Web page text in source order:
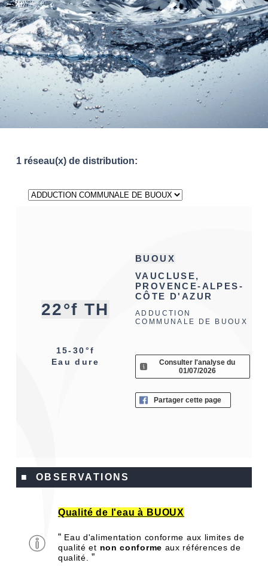
1 réseau(x) de distribution:
22°f TH
15-30°f
Eau dure
BUOUX
VAUCLUSE,
PROVENCE-ALPES-
CÔTE D'AZUR
ADDUCTION
COMMUNALE DE BUOUX
Consulter l'analyse du
01/07/2026
Partager cette page
■ OBSERVATIONS
Qualité de l'eau à BUOUX
“ Eau d'alimentation conforme aux limites de
qualité et non conforme aux références de
qualité.”